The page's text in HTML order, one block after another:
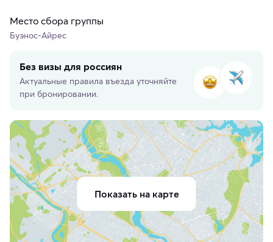
Место сбора группы
Буэнос-Айрес
Без визы для россиян
Актуальные правила въезда уточняйте
при бронировании.
Показать на карте